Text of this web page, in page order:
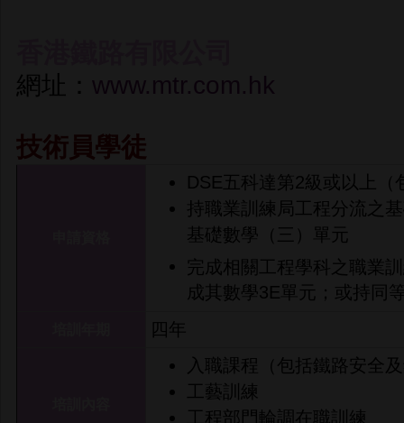
網址： www.mtr.com.hk
技術員學徒
DSE五科達第2級或以上（
持職業訓練局工程分流之
基礎數學（三）單元
完成相關工程學科之職業
成其數學3E單元；或持同
四年
入職課程（包括鐵路安全
工藝訓練
工程部門輪調在職訓練